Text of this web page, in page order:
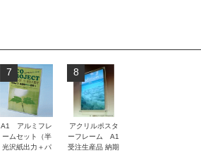
7
A1 アルミフレ
ームセット（半
光沢紙出力＋パ
8
アクリルポスタ
ーフレーム A1
受注生産品 納期